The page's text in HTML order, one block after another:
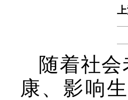
随着社
康、影响